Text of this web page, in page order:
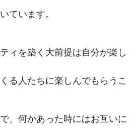
ています。
ィを築く大前提は自分が楽し
る人たちに楽しんでもらうこ
、何かあった時にはお互いに